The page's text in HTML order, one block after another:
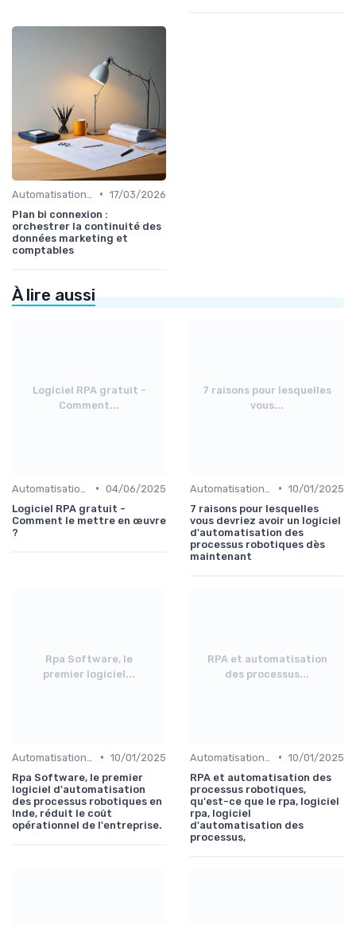
• 17/03/2026
Plan bi connexion :
orchestrer la continuité des
données marketing et
comptables
À lire aussi
Logiciel RPA gratuit -
Comment...
• 04/06/2025
Logiciel RPA gratuit -
Comment le mettre en œuvre
?
7 raisons pour lesquelles
vous...
• 10/01/2025
7 raisons pour lesquelles
vous devriez avoir un logiciel
d'automatisation des
processus robotiques dès
maintenant
Rpa Software, le
premier logiciel...
• 10/01/2025
Rpa Software, le premier
logiciel d'automatisation
des processus robotiques en
Inde, réduit le coût
opérationnel de l'entreprise.
RPA et automatisation
des processus...
• 10/01/2025
RPA et automatisation des
processus robotiques,
qu'est-ce que le rpa, logiciel
rpa, logiciel
d'automatisation des
processus,